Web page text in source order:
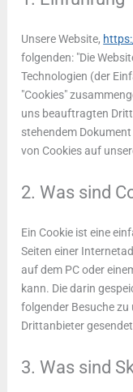
Unsere Website,
folgenden: "Die
Technologien (der
"Cookies"
uns beauftragten
stehendem
von Cookies auf
2. Was sind
Ein Cookie ist eine
Seiten einer
auf dem PC oder
kann. Die darin
folgender Besuche zu
Drittanbieter
3. Was sind